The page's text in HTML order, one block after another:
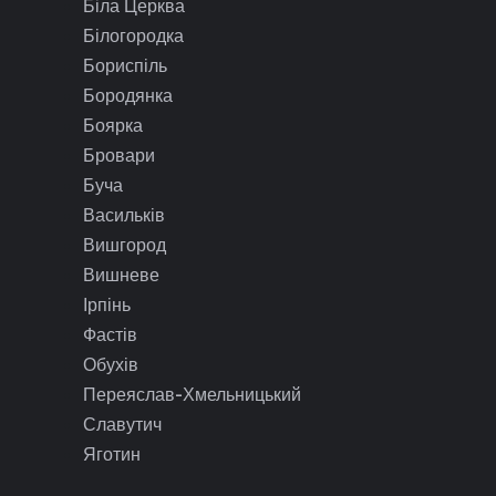
Біла Церква
Білогородка
Бориспіль
Бородянка
Боярка
Бровари
Буча
Васильків
Вишгород
Вишневе
Ірпінь
Фастів
Обухів
Переяслав-Хмельницький
Славутич
Яготин